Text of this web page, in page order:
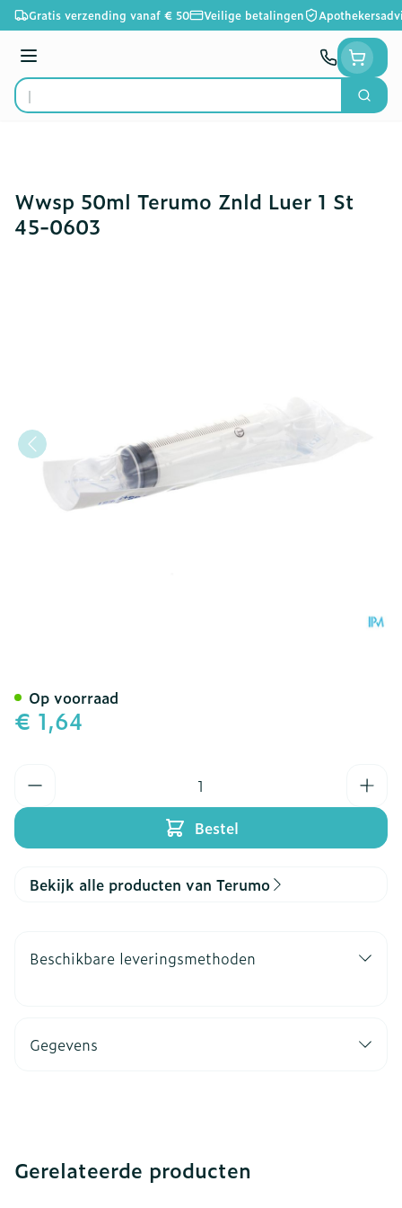
Ga naar de inhoud
Gratis verzending vanaf € 50 Veilige betalingen
Menu
Product, merk, categorie...
Zoek
Wwsp 50ml Terumo Znld Luer 1 St
45-0603
€ 1,64
Bestel
Op voorraad
Bekijk alle producten van Terumo
Beschikbare leveringsmethoden
Gegevens
Gerelateerde producten